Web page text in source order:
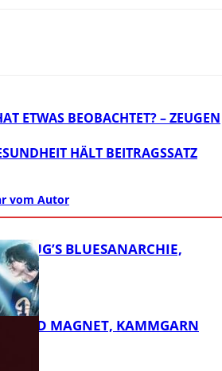
ETWAS BEOBACHTET? – ZEUGEN
HÄLT BEITRAGSSATZ
vom Autor
BLUG’S BLUESANARCHIE,
SOUND MAGNET, KAMMGARN